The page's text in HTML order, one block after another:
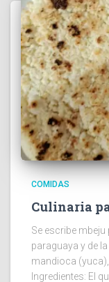
COMIDAS
Culinaria
Se escribe mbeju
paraguaya y de
mandioca
Ingredientes: El